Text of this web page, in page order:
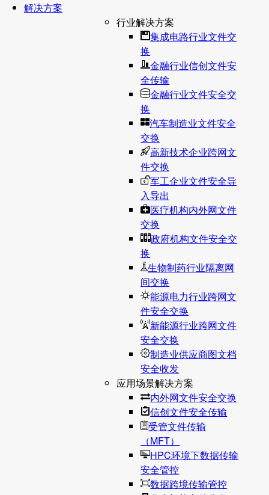
解决方案
行业解决方案
集成电路行业文件交
换
金融行业信创文件安
全传输
金融行业文件安全交
换
汽车制造业文件安全
交换
高新技术企业跨网文
件交换
军工企业文件安全导
入导出
医疗机构内外网文件
交换
政府机构文件安全交
换
生物制药行业隔离网
间交换
能源电力行业跨网文
件安全交换
新能源行业跨网文件
安全交换
制造业供应商图文档
安全收发
应用场景解决方案
内外网文件安全交换
信创文件安全传输
受管文件传输
（MFT）
HPC环境下数据传输
安全管控
数据跨境传输管控